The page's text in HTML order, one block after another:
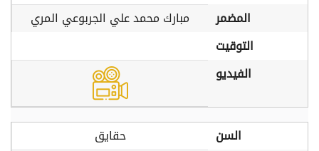
المضمر
مبارك محمد علي الجربوعي المري
التوقيت
الفيديو
السن
حقايق